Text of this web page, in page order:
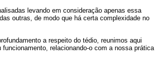
levando em consideração apenas essa
outras, de modo que há certa complexidade no
a respeito do tédio, reunimos aqui
relacionando-o com a nossa prática